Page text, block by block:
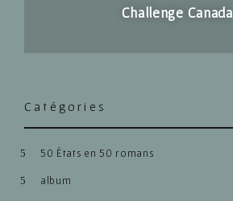
Challenge Canada
Catégories
50 États en 50 romans
album